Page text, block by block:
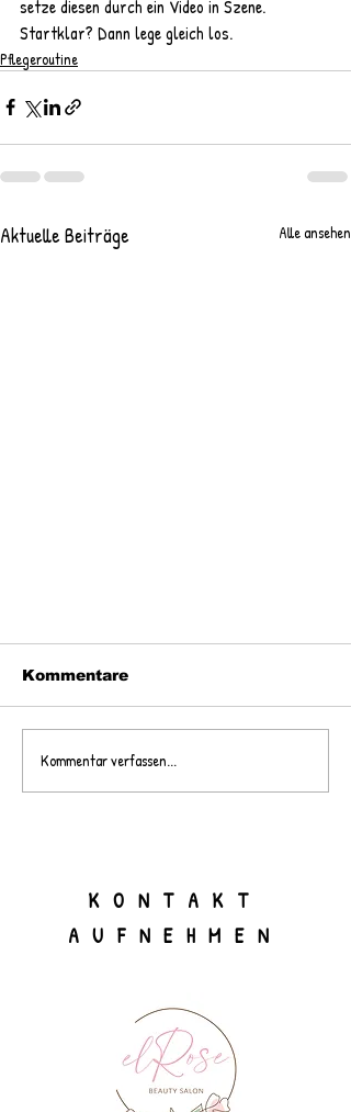
setze diesen durch ein Video in Szene.
Startklar? Dann lege gleich los.
Pflegeroutine
Aktuelle Beiträge Alle ansehen
Kommentare
Kommentar verfassen...
KONTAKT
AUFNEHMEN